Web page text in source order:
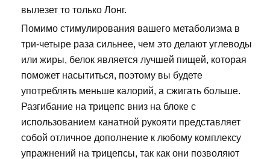
вылезет то только Лонг.
Помимо стимулирования вашего метаболизма в
три-четыре раза сильнее, чем это делают углеводы
или жиры, белок является лучшей пищей, которая
поможет насытиться, поэтому вы будете
употреблять меньше калорий, а сжигать больше.
Разгибание на трицепс вниз на блоке с
использованием канатной рукояти представляет
собой отличное дополнение к любому комплексу
упражнений на трицепсы, так как они позволяют